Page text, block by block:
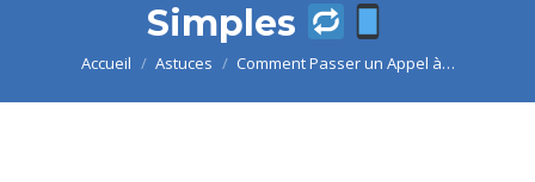
Simples
Vous êtes ici :
Accueil Astuces Comment Passer un Appel à…